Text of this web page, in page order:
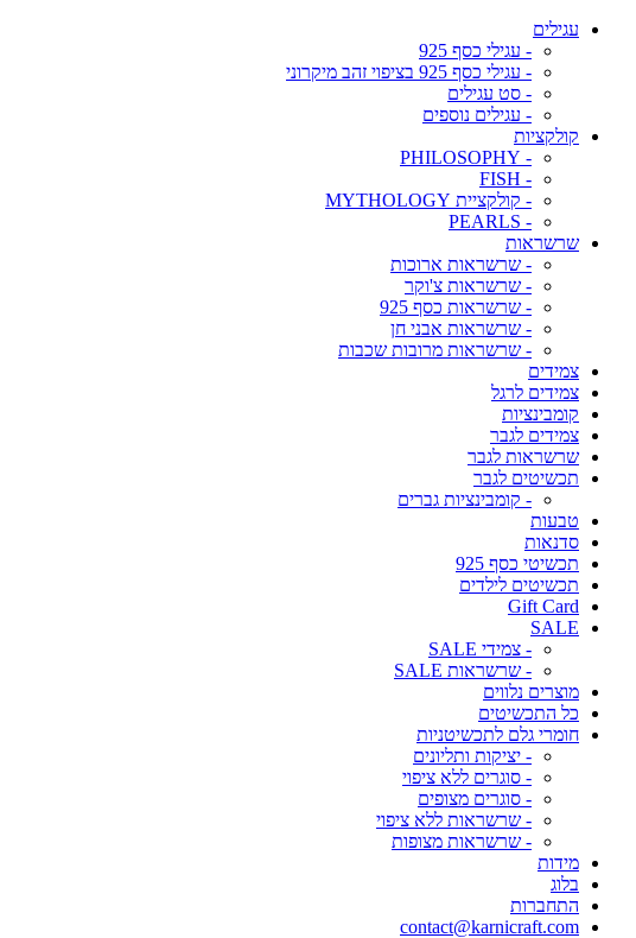
עגילים
- עגילי כסף 925
- עגילי כסף 925 בציפוי זהב מיקרוני
- סט עגילים
- עגילים נוספים
קולקציות
- PHILOSOPHY
- FISH
- קולקציית MYTHOLOGY
- PEARLS
שרשראות
- שרשראות ארוכות
- שרשראות צ'וקר
- שרשראות כסף 925
- שרשראות אבני חן
- שרשראות מרובות שכבות
צמידים
צמידים לרגל
קומבינציות
צמידים לגבר
שרשראות לגבר
תכשיטים לגבר
- קומבינציות גברים
טבעות
סדנאות
תכשיטי כסף 925
תכשיטים לילדים
Gift Card
SALE
- צמידי SALE
- שרשראות SALE
מוצרים נלווים
כל התכשיטים
חומרי גלם לתכשיטניות
- יציקות ותליונים
- סוגרים ללא ציפוי
- סוגרים מצופים
- שרשראות ללא ציפוי
- שרשראות מצופות
מידות
בלוג
התחברות
contact@karnicraft.com